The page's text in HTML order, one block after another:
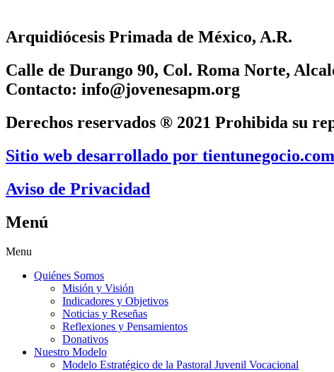
Arquidiócesis Primada de México, A.R.
Calle de Durango 90, Col. Roma Norte,
Contacto: info@jovenesapm.org
Derechos reservados ® 2021 Prohibida su
Sitio web desarrollado por tientunegocio.com
Aviso de Privacidad
Menú
Menu
Quiénes Somos
Misión y Visión
Indicadores y Objetivos
Noticias y Reseñas
Reflexiones y Pensamientos
Donativos
Nuestro Modelo
Modelo Estratégico de la Pastoral Juvenil Vocacional